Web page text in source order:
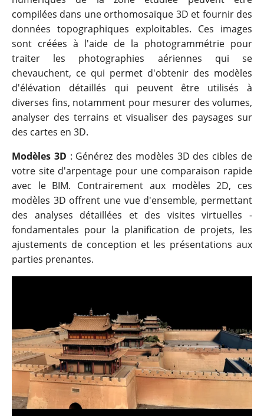
compilées dans une orthomosaïque 3D et fournir des
données topographiques exploitables. Ces images
sont créées à l'aide de la photogrammétrie pour
traiter les photographies aériennes qui se
chevauchent, ce qui permet d'obtenir des modèles
d'élévation détaillés qui peuvent être utilisés à
diverses fins, notamment pour mesurer des volumes,
analyser des terrains et visualiser des paysages sur
des cartes en 3D.
Modèles 3D : Générez des modèles 3D des cibles de
votre site d'arpentage pour une comparaison rapide
avec le BIM. Contrairement aux modèles 2D, ces
modèles 3D offrent une vue d'ensemble, permettant
des analyses détaillées et des visites virtuelles -
fondamentales pour la planification de projets, les
ajustements de conception et les présentations aux
parties prenantes.